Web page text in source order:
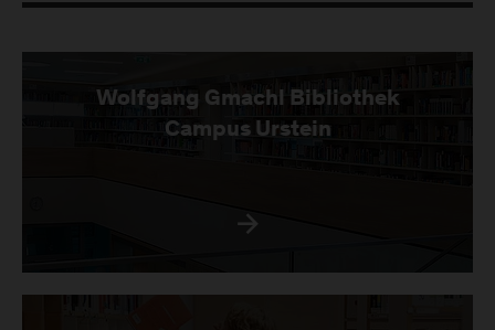
Wolfgang Gmachl Bibliothek
Campus Urstein